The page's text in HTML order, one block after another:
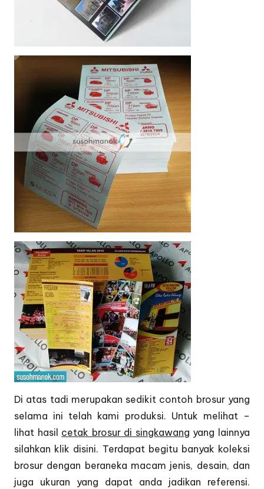
Di atas tadi merupakan sedikit contoh brosur yang
selama ini telah kami produksi. Untuk melihat –
lihat hasil cetak brosur di singkawang yang lainnya
silahkan klik disini. Terdapat begitu banyak koleksi
brosur dengan beraneka macam jenis, desain, dan
juga ukuran yang dapat anda jadikan referensi.